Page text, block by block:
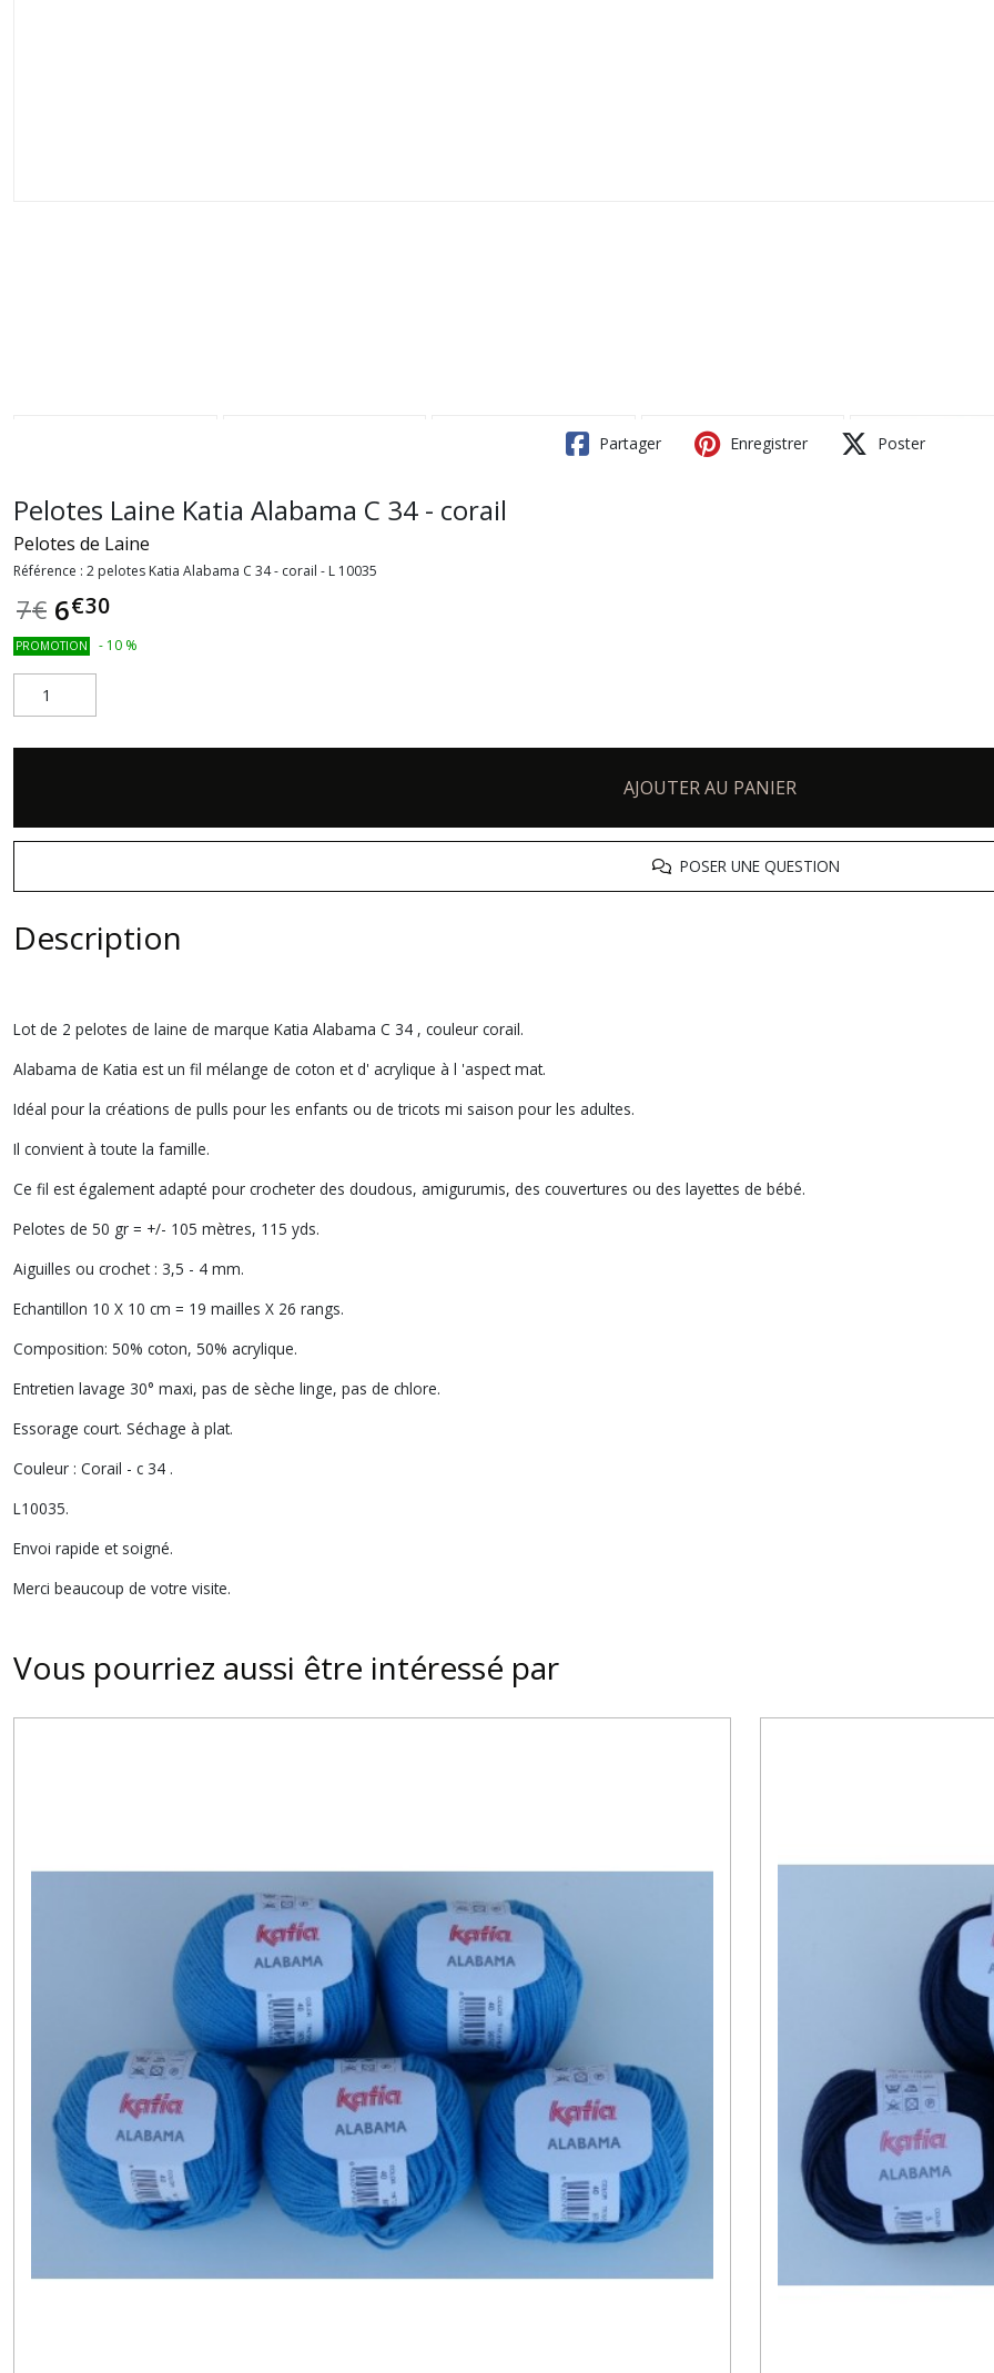
Partager Enregistrer Poster
Pelotes Laine Katia Alabama C 34 - corail
Pelotes de Laine
Référence : 2 pelotes Katia Alabama C 34 - corail - L 10035
7€ 6€30
PROMOTION - 10 %
AJOUTER AU PANIER
POSER UNE QUESTION
Description
Lot de 2 pelotes de laine de marque Katia Alabama C 34 , couleur corail.
Alabama de Katia est un fil mélange de coton et d' acrylique à l 'aspect mat.
Idéal pour la créations de pulls pour les enfants ou de tricots mi saison pour les adultes.
Il convient à toute la famille.
Ce fil est également adapté pour crocheter des doudous, amigurumis, des couvertures ou des layettes de bébé.
Pelotes de 50 gr = +/- 105 mètres, 115 yds.
Aiguilles ou crochet : 3,5 - 4 mm.
Echantillon 10 X 10 cm = 19 mailles X 26 rangs.
Composition: 50% coton, 50% acrylique.
Entretien lavage 30° maxi, pas de sèche linge, pas de chlore.
Essorage court. Séchage à plat.
Couleur : Corail - c 34 .
L10035.
Envoi rapide et soigné.
Merci beaucoup de votre visite.
Vous pourriez aussi être intéressé par